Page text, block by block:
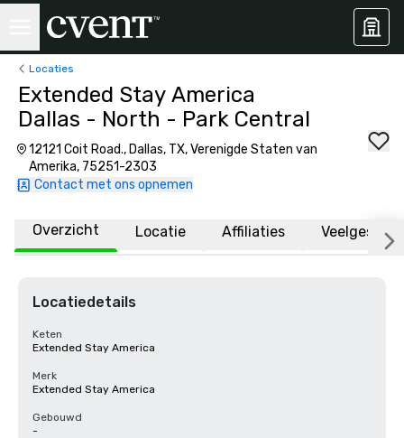
Locaties
Extended Stay America
Dallas - North - Park Central
12121 Coit Road., Dallas, TX, Verenigde Staten van
Amerika, 75251-2303
Contact met ons opnemen
Overzicht Locatie Affiliaties
Locatiedetails
Keten
Extended Stay America
Merk
Extended Stay America
Gebouwd
-